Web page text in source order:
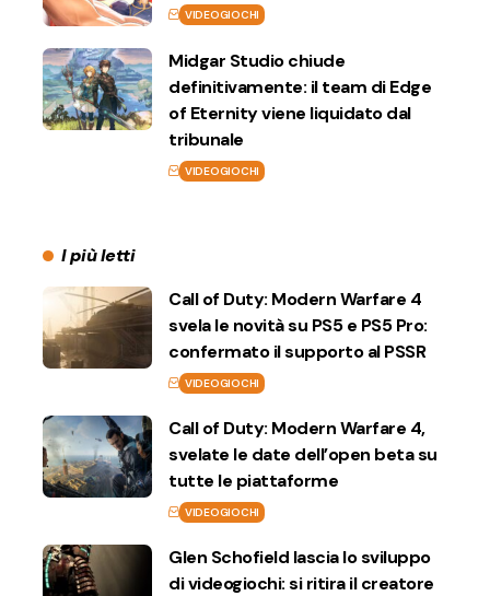
VIDEOGIOCHI
Midgar Studio chiude
definitivamente: il team di Edge
of Eternity viene liquidato dal
tribunale
VIDEOGIOCHI
I più letti
Call of Duty: Modern Warfare 4
svela le novità su PS5 e PS5 Pro:
confermato il supporto al PSSR
VIDEOGIOCHI
Call of Duty: Modern Warfare 4,
svelate le date dell’open beta su
tutte le piattaforme
VIDEOGIOCHI
Glen Schofield lascia lo sviluppo
di videogiochi: si ritira il creatore